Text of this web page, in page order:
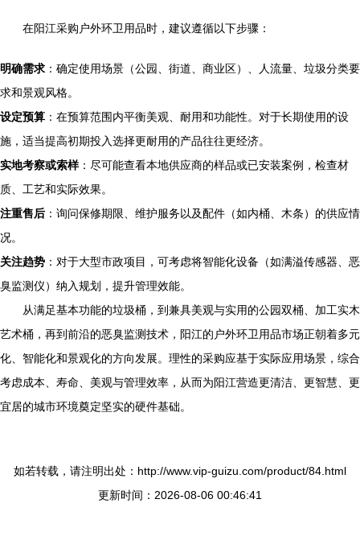
在阳江采购户外环卫用品时，建议遵循以下步骤：
明确需求 ：确定使用场景（公园、街道、商业区）、人流量、垃圾分类要
求和景观风格。
设定预算 ：在预算范围内平衡美观、耐用和功能性。对于长期使用的设
施，适当提高初期投入选择更耐用的产品往往更经济。
实地考察或索样：尽可能查看本地供应商的样品或已安装案例，检查材
质、工艺和实际效果。
注重售后 ：询问保修期限、维护服务以及配件（如内桶、木条）的供应情
况。
关注趋势 ：对于大型市政项目，可考虑将智能化设备（如满溢传感器、恶
臭监测仪）纳入规划，提升管理效能。
从满足基本功能的垃圾桶，到兼具美观与实用的公园双桶、加工实木
艺术桶，再到前沿的恶臭监测技术，阳江的户外环卫用品市场正朝着多元
化、智能化和景观化的方向发展。理性的采购应基于实际应用场景，综合
考虑成本、寿命、美观与管理效率，从而为阳江营造更清洁、更智慧、更
宜居的城市环境奠定坚实的硬件基础。
如若转载，请注明出处：http://www.vip-guizu.com/product/84.html
更新时间：2026-08-06 00:46:41